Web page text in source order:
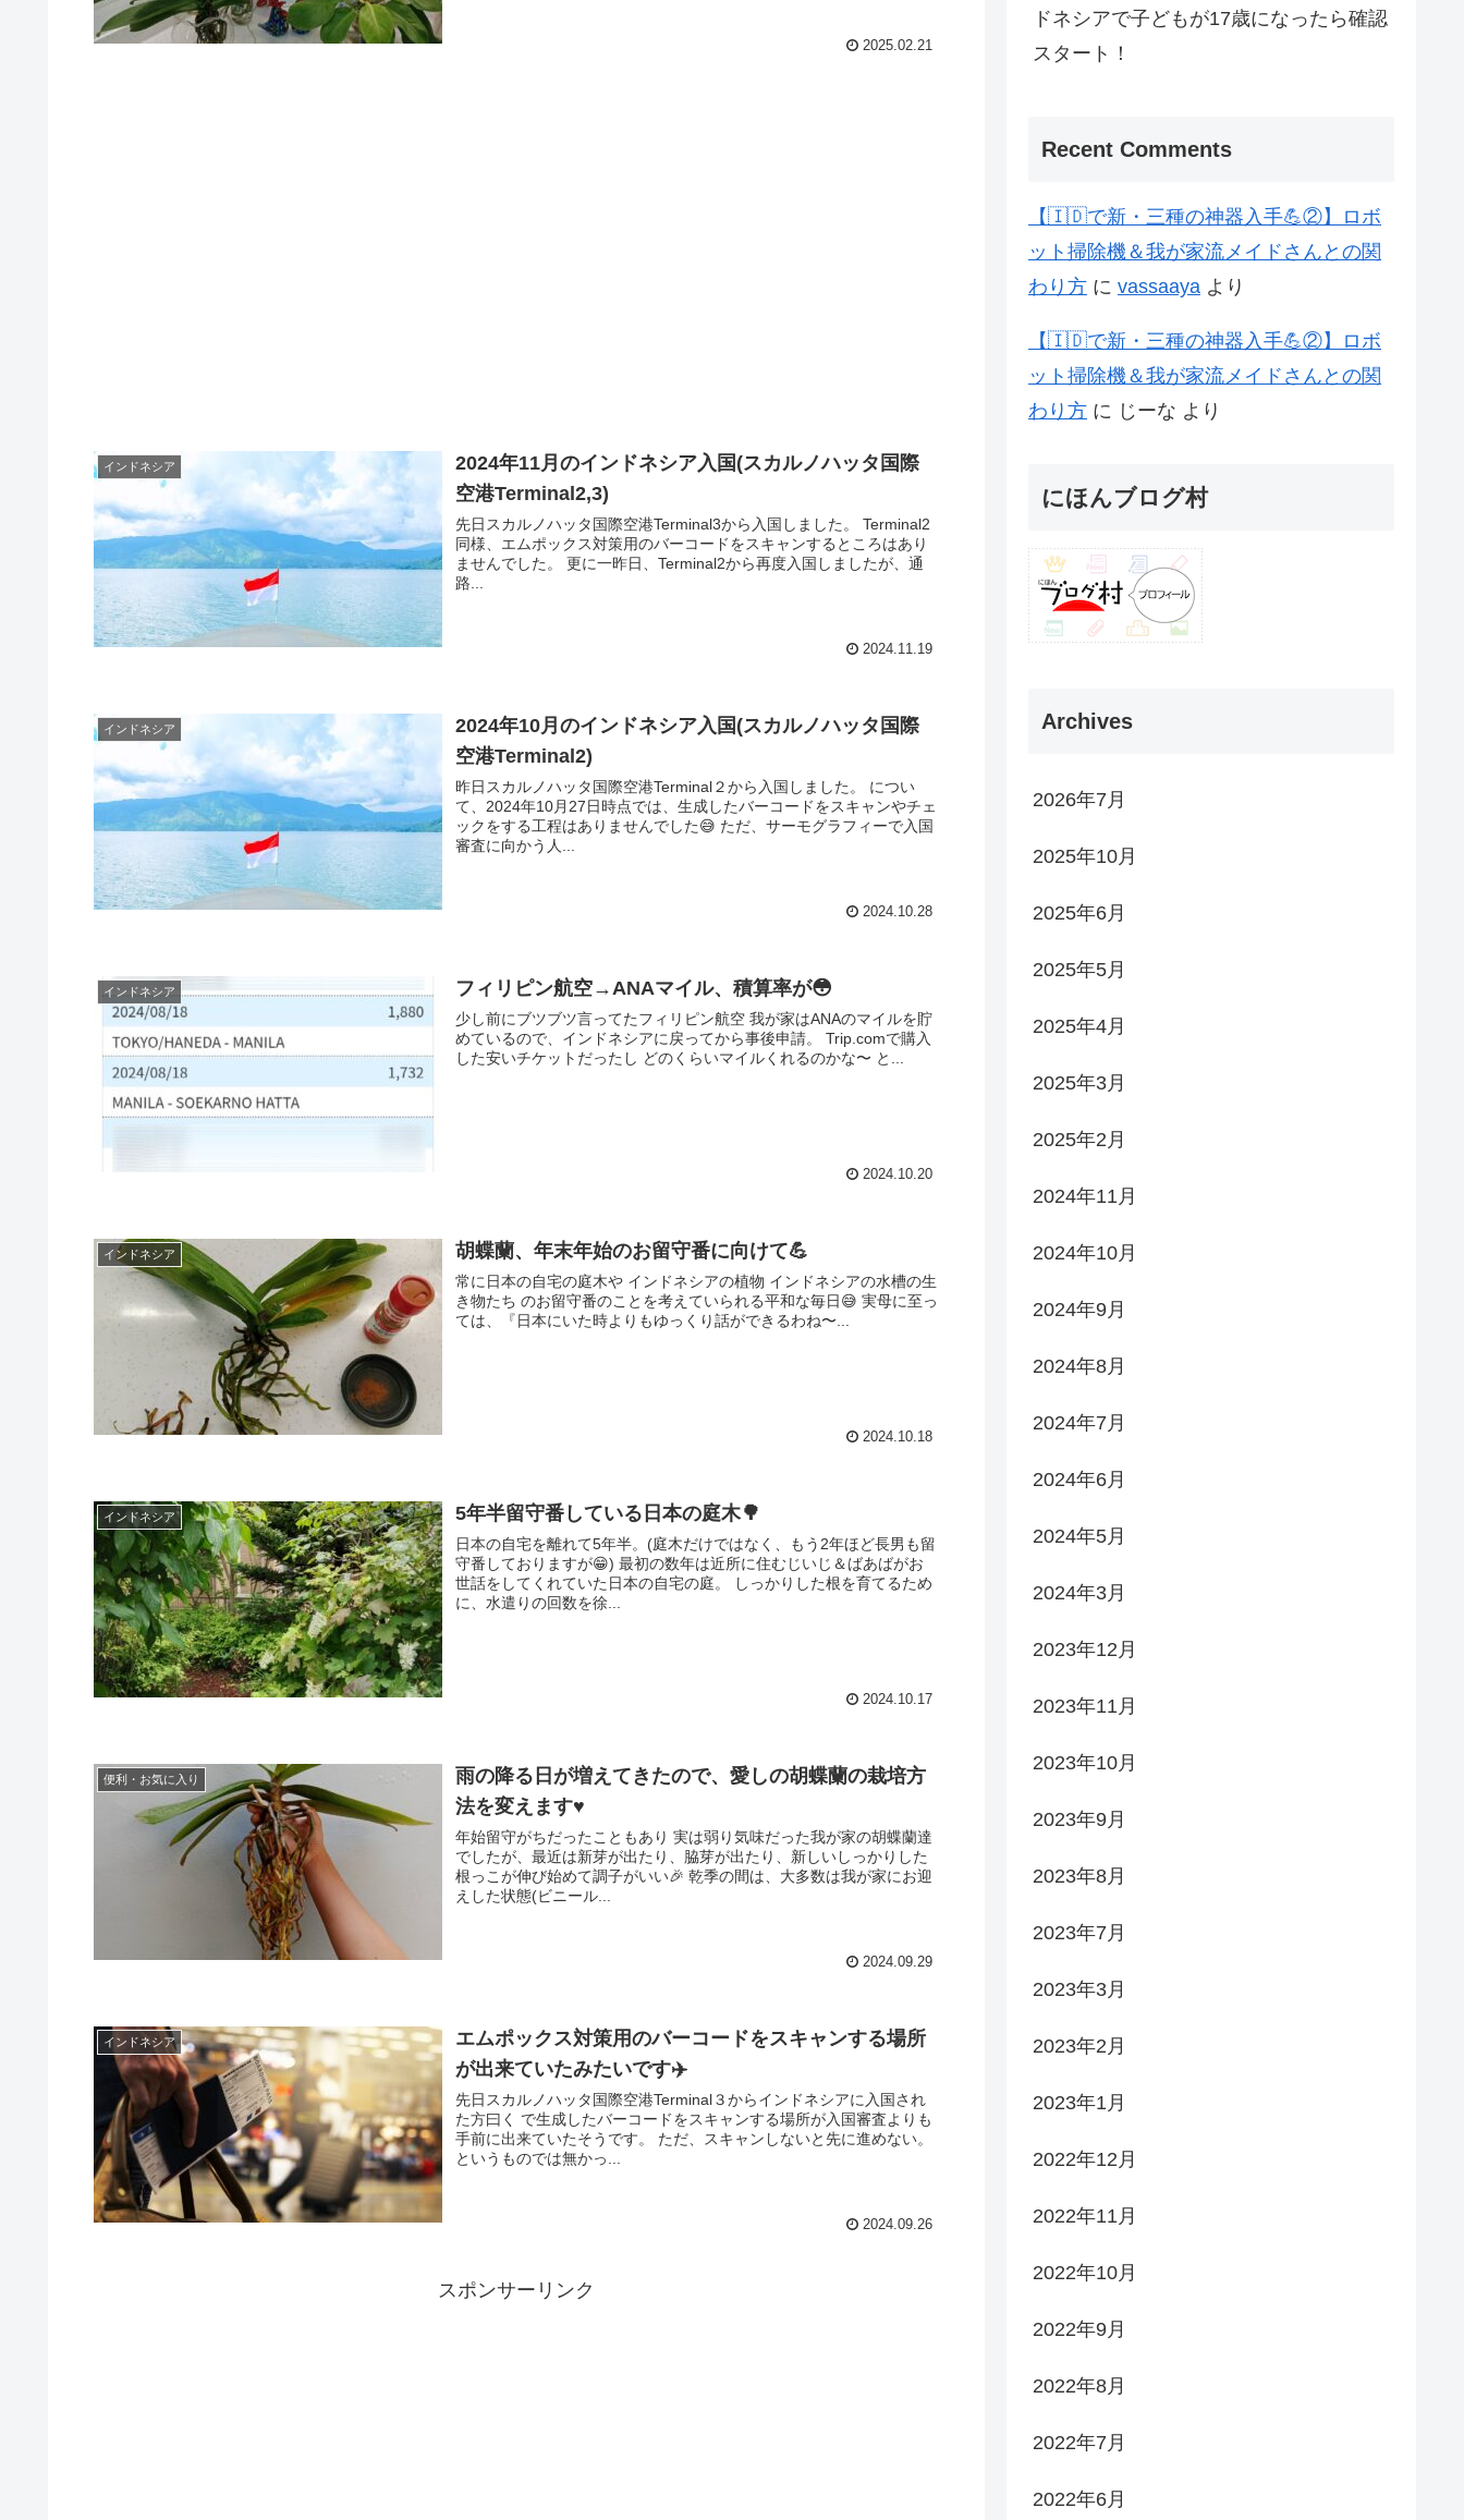
2025.02.21
インドネシア
2024年11月のインドネシア入国(スカルノハッタ国際
空港Terminal2,3)
先日スカルノハッタ国際空港Terminal3から入国しました。 Terminal2
同様、エムポックス対策用のバーコードをスキャンするところはあり
ませんでした。 更に一昨日、Terminal2から再度入国しましたが、通
路...
2024.11.19
インドネシア
2024年10月のインドネシア入国(スカルノハッタ国際
空港Terminal2)
昨日スカルノハッタ国際空港Terminal２から入国しました。 につい
て、2024年10月27日時点では、生成したバーコードをスキャンやチェ
ックをする工程はありませんでした😅 ただ、サーモグラフィーで入国
審査に向かう人...
2024.10.28
インドネシア フィリピン航空→ANAマイル、積算率が😳
少し前にブツブツ言ってたフィリピン航空 我が家はANAのマイルを貯
めているので、インドネシアに戻ってから事後申請。 Trip.comで購入
した安いチケットだったし どのくらいマイルくれるのかな〜 と...
2024.10.20
インドネシア 胡蝶蘭、年末年始のお留守番に向けて💪
常に日本の自宅の庭木や インドネシアの植物 インドネシアの水槽の生
き物たち のお留守番のことを考えていられる平和な毎日😅 実母に至っ
ては、『日本にいた時よりもゆっくり話ができるわね〜...
2024.10.18
インドネシア 5年半留守番している日本の庭木🌳
日本の自宅を離れて5年半。(庭木だけではなく、もう2年ほど長男も留
守番しておりますが😁) 最初の数年は近所に住むじいじ＆ばあばがお
世話をしてくれていた日本の自宅の庭。 しっかりした根を育てるため
に、水遣りの回数を徐...
2024.10.17
便利・お気に入り
雨の降る日が増えてきたので、愛しの胡蝶蘭の栽培方
法を変えます♥
年始留守がちだったこともあり 実は弱り気味だった我が家の胡蝶蘭達
でしたが、最近は新芽が出たり、脇芽が出たり、新しいしっかりした
根っこが伸び始めて調子がいい🎉 乾季の間は、大多数は我が家にお迎
えした状態(ビニール...
2024.09.29
インドネシア
エムポックス対策用のバーコードをスキャンする場所
が出来ていたみたいです✈️
先日スカルノハッタ国際空港Terminal３からインドネシアに入国され
た方曰く で生成したバーコードをスキャンする場所が入国審査よりも
手前に出来ていたそうです。 ただ、スキャンしないと先に進めない。
というものでは無かっ...
2024.09.26
スポンサーリンク
ドネシアで子どもが17歳になったら確認
スタート！
Recent Comments
【🇮🇩で新・三種の神器入手💪②】ロボ
ット掃除機＆我が家流メイドさんとの関
わり方 に vassaaya より
【🇮🇩で新・三種の神器入手💪②】ロボ
ット掃除機＆我が家流メイドさんとの関
わり方 に じーな より
にほんブログ村
Archives
2026年7月
2025年10月
2025年6月
2025年5月
2025年4月
2025年3月
2025年2月
2024年11月
2024年10月
2024年9月
2024年8月
2024年7月
2024年6月
2024年5月
2024年3月
2023年12月
2023年11月
2023年10月
2023年9月
2023年8月
2023年7月
2023年3月
2023年2月
2023年1月
2022年12月
2022年11月
2022年10月
2022年9月
2022年8月
2022年7月
2022年6月